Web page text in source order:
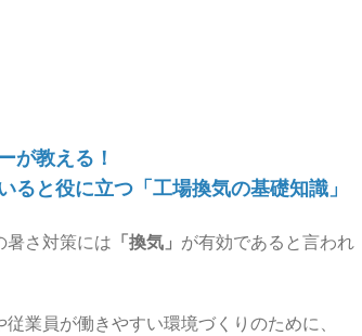
が教える！
つ「工場換気の基礎知識」
暑さ対策には 「換気」 が有効であると言われ
業員が働きやすい環境づくりのために、